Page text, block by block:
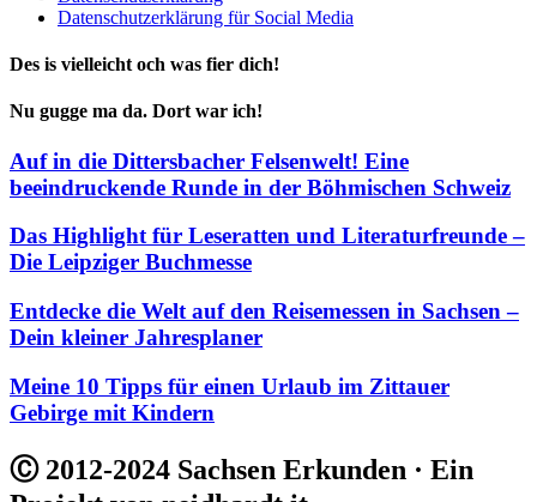
Datenschutzerklärung für Social Media
Des is vielleicht och was fier dich!
Nu gugge ma da. Dort war ich!
Auf in die Dittersbacher Felsenwelt! Eine
beeindruckende Runde in der Böhmischen Schweiz
Das Highlight für Leseratten und Literaturfreunde –
Die Leipziger Buchmesse
Entdecke die Welt auf den Reisemessen in Sachsen –
Dein kleiner Jahresplaner
Meine 10 Tipps für einen Urlaub im Zittauer
Gebirge mit Kindern
Ⓒ 2012-2024 Sachsen Erkunden · Ein